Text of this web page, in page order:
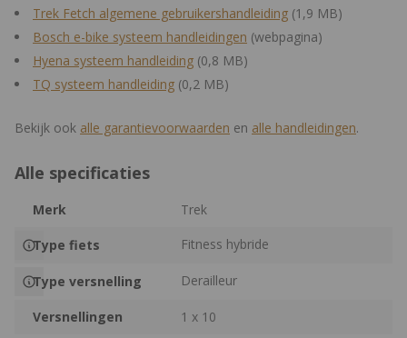
Trek Fetch algemene gebruikershandleiding (1,9 MB)
Bosch e-bike systeem handleidingen (webpagina)
Hyena systeem handleiding (0,8 MB)
TQ systeem handleiding (0,2 MB)
Bekijk ook alle garantievoorwaarden en alle handleidingen.
Alle specificaties
Merk Trek
Type fiets Fitness hybride
Type versnelling Derailleur
Versnellingen 1 x 10